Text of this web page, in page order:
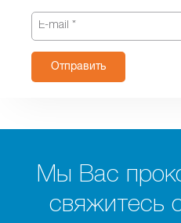
Отправить
Мы Вас
свяжитесь